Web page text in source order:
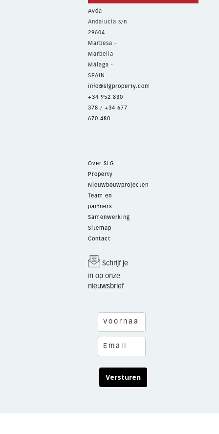
Avda
Andalucía s/n
29604
Marbesa -
Marbella
Málaga -
SPAIN
info@slgproperty.com
+34 952 830
378 / +34 677
670 480
Over SLG
Property
Nieuwbouwprojecten
Team en
partners
Samenwerking
Sitemap
Contact
Schrijf je
in op onze
nieuwsbrief
Versturen